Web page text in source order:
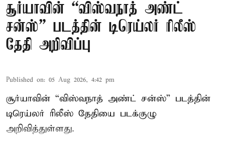
சூர்யாவின் “விஸ்வநாத் அண்ட்
சன்ஸ்” படத்தின் டிரெய்லர் ரிலீஸ்
தேதி அறிவிப்பு
Published on: 05 Aug 2026, 4:42 pm
சூர்யாவின் “விஸ்வநாத் அண்ட் சன்ஸ்” படத்தின்
டிரெய்லர் ரிலீஸ் தேதியை படக்குழு
அறிவித்துள்ளது.